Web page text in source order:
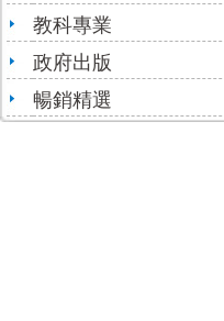
教科專業
政府出版
暢銷精選